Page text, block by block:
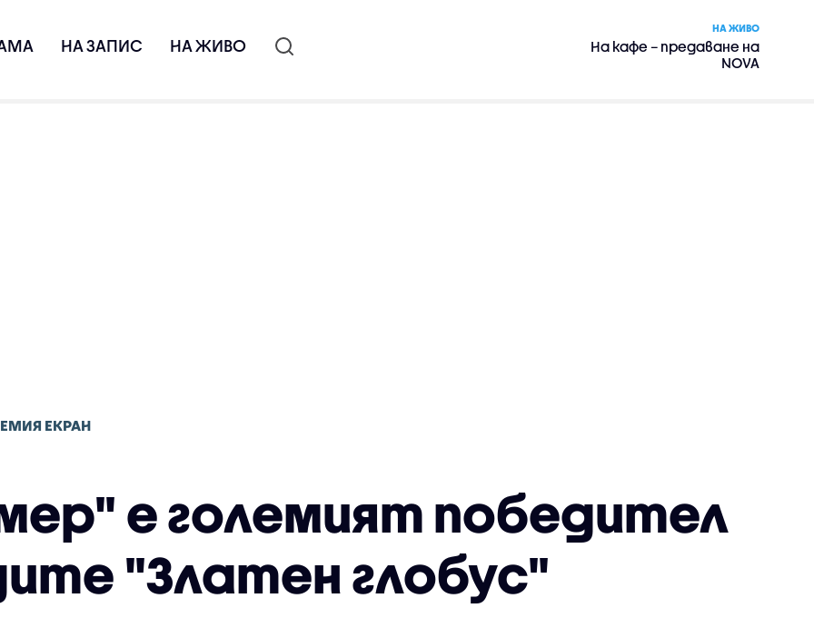
НА ЗАПИС НА ЖИВО
НА ЖИВО
На кафе – предаване на
NOVA
ЕКРАН
е големият победител
"Златен глобус"